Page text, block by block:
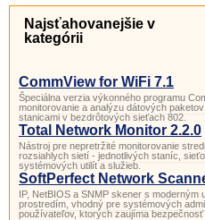
Najsťahovanejšie v
kategórii
CommView for WiFi 7.1
Špeciálna verzia výkonného programu
monitorovanie a analýzu dátových
stanicami v bezdrôtových sieťach 802.
Total Network Monitor 2.2.0
Nástroj pre nepretržité monitorovanie
rozsiahlych sietí - jednotlivých staníc,
systémových utilít a služieb.
SoftPerfect Network
IP, NetBIOS a SNMP skener s moderným
prostredím, vhodný pre systémových
používateľov, ktorých zaujíma bezpečnosť